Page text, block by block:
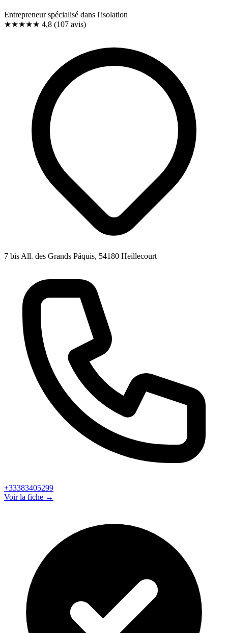
Entrepreneur spécialisé dans l'isolation
★★★★★ 4,8 (107 avis)
7 bis All. des Grands Pâquis, 54180 Heillecourt
+33383405299
Voir la fiche →